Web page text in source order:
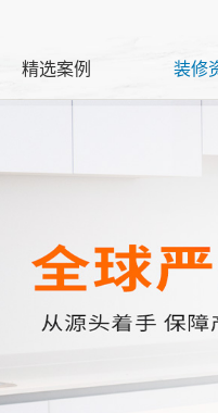
精选案例 装修